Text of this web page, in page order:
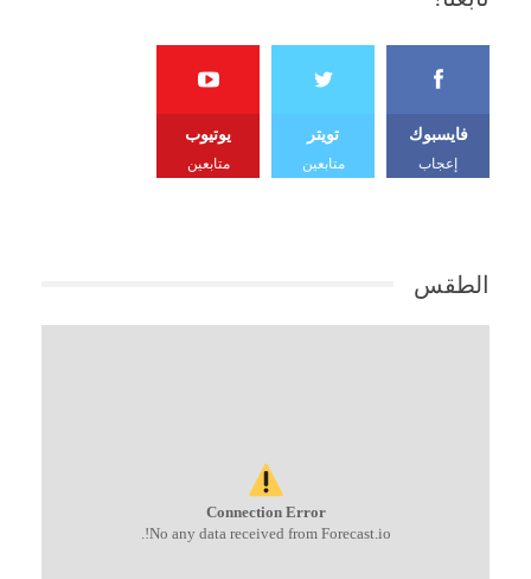
فايسبوك
إعجاب
تويتر
متابعين
يوتيوب
متابعين
الطقس
Connection Error
No any data received from Forecast.io!.